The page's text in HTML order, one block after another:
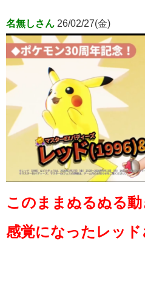
名無しさん 26/02/27(金)
このままぬるぬる
感覚になったレッド